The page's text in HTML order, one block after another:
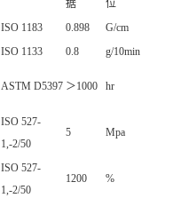
据 位
ISO 1183 0.898
G/cm
ISO 1133 0.8
g/10min
ASTM D5397 ＞1000 hr
ISO 527-
1,-2/50
5 Mpa
ISO 527-
1,-2/50
1200 %